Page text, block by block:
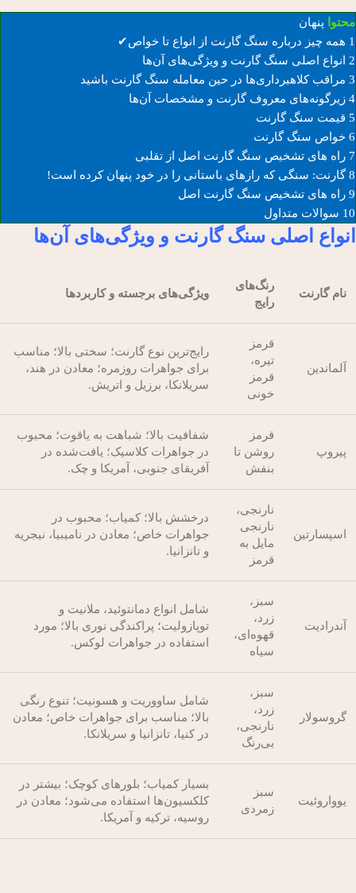
محتوا
پنهان
1 همه چیز درباره سنگ گارنت از انواع تا خواص✔
2 انواع اصلی سنگ گارنت و ویژگی‌های آن‌ها
3 مراقب کلاهبرداری‌ها در حین معامله سنگ گارنت باشید
4 زیرگونه‌های معروف گارنت و مشخصات آن‌ها
5 قیمت سنگ گارنت
6 خواص سنگ گارنت
7 راه های تشخیص سنگ گارنت اصل از تقلبی
8 گارنت: سنگی که رازهای باستانی را در خود پنهان کرده است!
9 راه های تشخیص سنگ گارنت اصل
10 سوالات متداول
انواع اصلی سنگ گارنت و ویژگی‌های آن‌ها
نام گارنت
رنگ‌های
رایج
ویژگی‌های برجسته و کاربردها
آلماندین
قرمز
تیره،
قرمز
خونی
رایج‌ترین نوع گارنت؛ سختی بالا؛ مناسب
برای جواهرات روزمره؛ معادن در هند،
سریلانکا، برزیل و اتریش.
پیروپ
قرمز
روشن تا
بنفش
شفافیت بالا؛ شباهت به یاقوت؛ محبوب
در جواهرات کلاسیک؛ یافت‌شده در
آفریقای جنوبی، آمریکا و چک.
اسپسارتین
نارنجی،
نارنجی
مایل به
قرمز
درخشش بالا؛ کمیاب؛ محبوب در
جواهرات خاص؛ معادن در نامیبیا، نیجریه
و تانزانیا.
آندرادیت
سبز،
زرد،
قهوه‌ای،
سیاه
شامل انواع دمانتوئید، ملانیت و
توپازولیت؛ پراکندگی نوری بالا؛ مورد
استفاده در جواهرات لوکس.
گروسولار
سبز،
زرد،
نارنجی،
بی‌رنگ
شامل ساووریت و هسونیت؛ تنوع رنگی
بالا؛ مناسب برای جواهرات خاص؛ معادن
در کنیا، تانزانیا و سریلانکا.
یوواروئیت
سبز
زمردی
بسیار کمیاب؛ بلورهای کوچک؛ بیشتر در
کلکسیون‌ها استفاده می‌شود؛ معادن در
روسیه، ترکیه و آمریکا.